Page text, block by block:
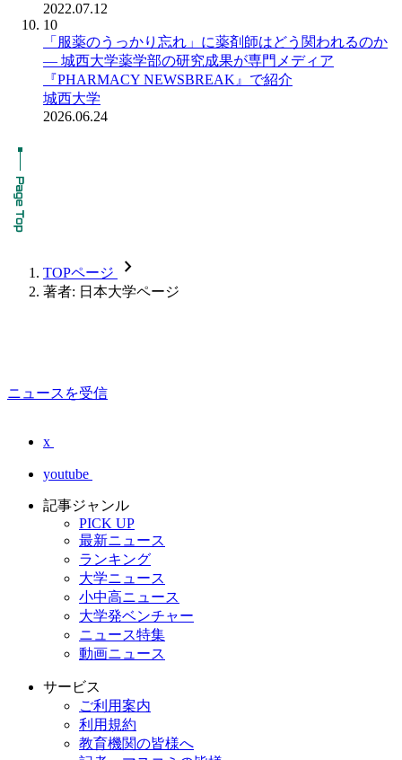
2022.07.12
10
「服薬のうっかり忘れ」に薬剤師はどう関われるのか
― 城西大学薬学部の研究成果が専門メディア
『PHARMACY NEWSBREAK』で紹介
城西大学
2026.06.24
TOPページ chevron_forward
著者: 日本大学ページ
ニュースを受信
x
youtube
記事ジャンル
PICK UP
最新ニュース
ランキング
大学ニュース
小中高ニュース
大学発ベンチャー
ニュース特集
動画ニュース
サービス
ご利用案内
利用規約
教育機関の皆様へ